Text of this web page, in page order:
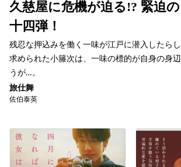
久慈屋に危機が迫る!? 緊迫
十四弾！
残忍な押込みを働く一味が江戸に潜入したら
求められた小籐次は、一味の標的が自身の身
うが…。
旅仕舞
佐伯泰英